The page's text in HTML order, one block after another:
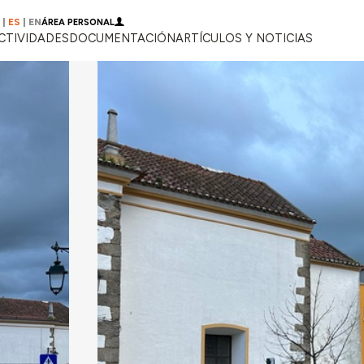
ES ENÁREA PERSONAL
DOCUMENTACIÓNARTÍCULOS Y NOTICIAS